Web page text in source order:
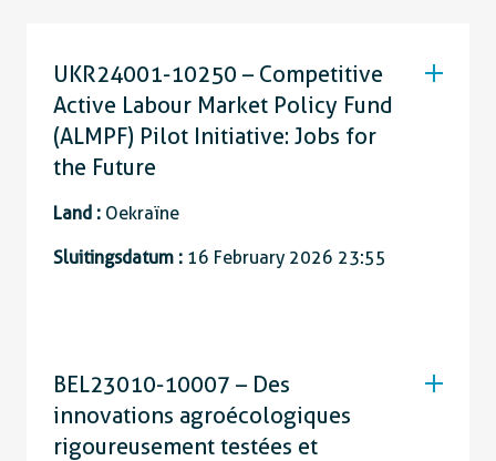
UKR24001-10250 – Competitive
Active Labour Market Policy Fund
(ALMPF) Pilot Initiative: Jobs for
the Future
Land : Oekraïne
Sluitingsdatum : 16 February 2026 23:55
BEL23010-10007 – Des
innovations agroécologiques
rigoureusement testées et